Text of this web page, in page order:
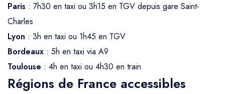
Paris : 7h30 en taxi ou 3h15 en TGV depuis gare Saint-
Charles
Lyon : 3h en taxi ou 1h45 en TGV
Bordeaux : 5h en taxi via A9
Toulouse : 4h en taxi ou 4h30 en train
Régions de France accessibles